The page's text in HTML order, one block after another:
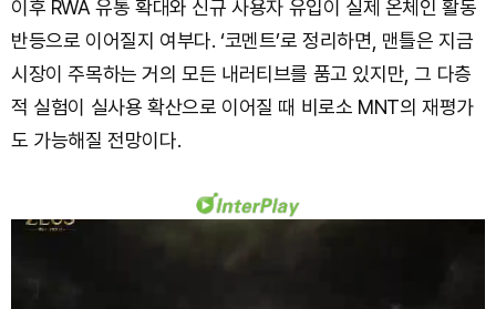
이후 RWA 유통 확대와 신규 사용자 유입이 실제 온체인 활동
반등으로 이어질지 여부다. ‘코멘트’로 정리하면, 맨틀은 지금
시장이 주목하는 거의 모든 내러티브를 품고 있지만, 그 다층
적 실험이 실사용 확산으로 이어질 때 비로소 MNT의 재평가
도 가능해질 전망이다.